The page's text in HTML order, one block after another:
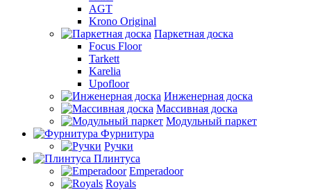
AGT
Krono Original
Паркетная доска
Focus Floor
Tarkett
Karelia
Upofloor
Инженерная доска
Массивная доска
Модульный паркет
Фурнитура
Ручки
Плинтуса
Emperadoor
Royals